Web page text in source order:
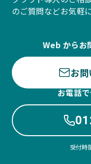
のご質問などお気軽
Web から
お
お電話
受付